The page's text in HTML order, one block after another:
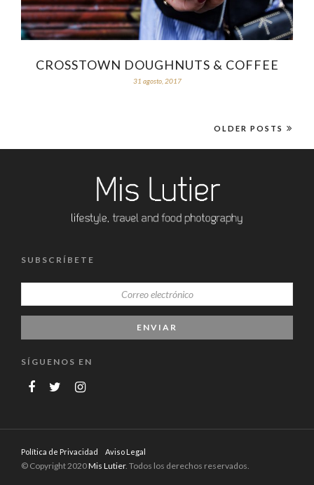
CROSSTOWN DOUGHNUTS & COFFEE
31 agosto, 2017
OLDER POSTS
SUBSCRÍBETE
SÍGUENOS EN
Política de Privacidad Aviso Legal
© Copyright 2020Mis Lutier. Todos los derechos reservados.